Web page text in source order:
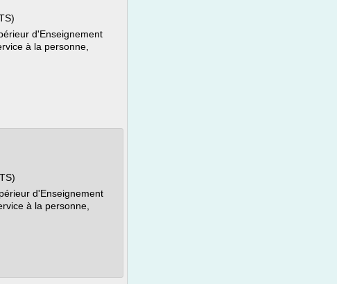
d'Enseignement
à la personne,
d'Enseignement
à la personne,